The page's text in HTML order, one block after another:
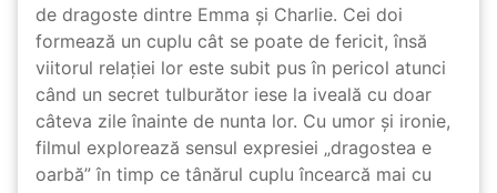
de dragoste dintre Emma și Charlie. Cei doi
formează un cuplu cât se poate de fericit, însă
viitorul relației lor este subit pus în pericol atunci
când un secret tulburător iese la iveală cu doar
câteva zile înainte de nunta lor. Cu umor și ironie,
filmul explorează sensul expresiei „dragostea e
oarbă” în timp ce tânărul cuplu încearcă mai cu